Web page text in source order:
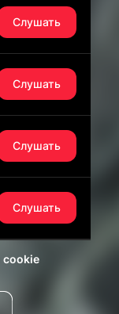
Слушать
Слушать
Слушать
Слушать
cookie